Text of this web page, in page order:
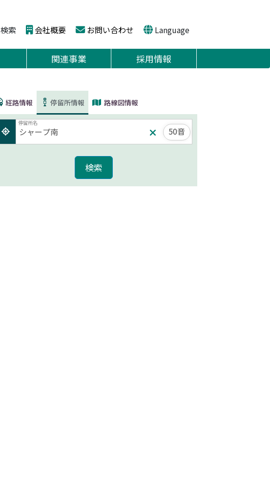
検索 会社概要 お問い合わせ Language
関連事業 採用情報
経路情報 停留所情報 路線図情報
停留所名
50音